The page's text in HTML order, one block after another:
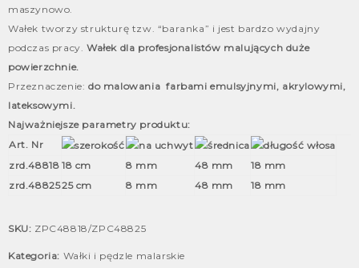
maszynowo.
Wałek tworzy strukturę tzw. “baranka” i jest bardzo wydajny
podczas pracy. Wałek dla profesjonalistów malujących duże
powierzchnie.
Przeznaczenie: do malowania farbami emulsyjnymi, akrylowymi,
lateksowymi.
Najważniejsze parametry produktu:
Art. Nr
zrd.48818 18 cm 8 mm 48 mm
18 mm
zrd.4882525 cm 8 mm 48 mm 18 mm
SKU: ZPC48818/ZPC48825
Kategoria: Wałki i pędzle malarskie